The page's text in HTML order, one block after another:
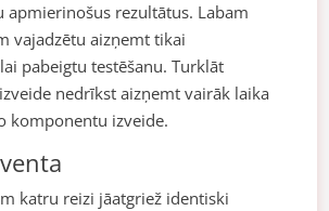
apmierinošus rezultātus. Labam
vajadzētu aizņemt tikai
pabeigtu testēšanu. Turklāt
nedrīkst aizņemt vairāk laika
komponentu izveide.
katru reizi jāatgriež identiski